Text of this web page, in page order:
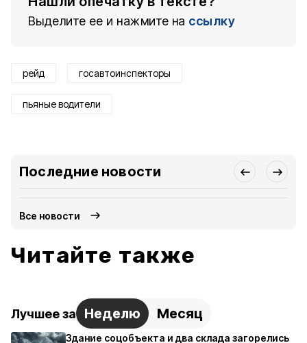
Выделите ее и нажмите на ссылку
рейд госавтоинспекторы
пьяные водители
Последние новости
Все новости
Читайте также
Лучшее за Неделю Месяц
Здание соцобъекта и два склада загорелись